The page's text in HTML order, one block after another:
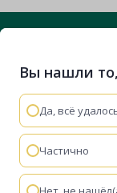
+7 (812) 635-29-71
ВконтактеTelegram
Остались
Мы
Вы нашли
Да, всё
Частично
Мы
быстрее и
Понятно